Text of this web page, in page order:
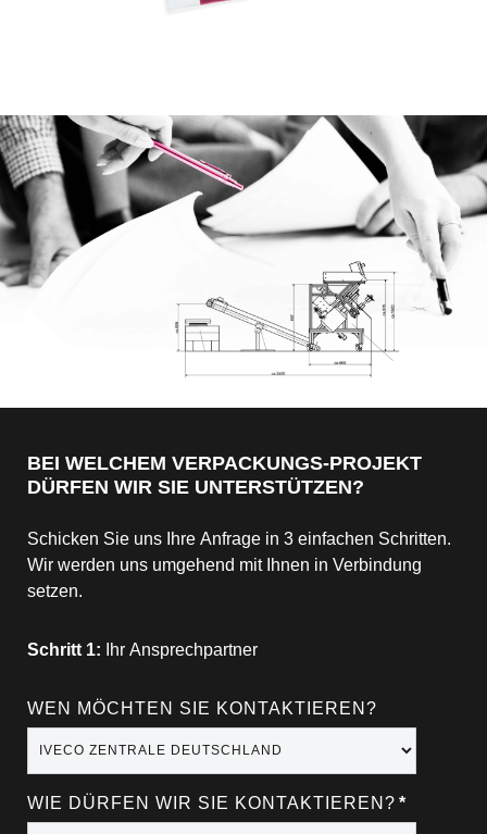
BEI WELCHEM VERPACKUNGS-PROJEKT
DÜRFEN WIR SIE UNTERSTÜTZEN?
Schicken Sie uns Ihre Anfrage in 3 einfachen Schritten.
Wir werden uns umgehend mit Ihnen in Verbindung
setzen.
Schritt 1: Ihr Ansprechpartner
WEN MÖCHTEN SIE KONTAKTIEREN?
WIE DÜRFEN WIR SIE KONTAKTIEREN? *